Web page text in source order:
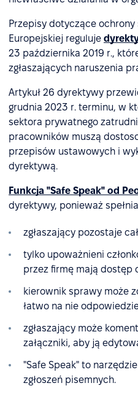
Przepisy dotyczące
Europejskiej reguluje
23 października 2019 r.,
zgłaszających naruszenia
Artykuł 26 dyrektywy
grudnia 2023 r. terminu, w
sektora prywatnego
pracowników muszą
przepisów ustawowych i
dyrektywą.
Funkcja "Safe Speak" od
dyrektywy, ponieważ
zgłaszający pozostaje
tylko upoważnieni
przez firmę mają dostęp
kierownik sprawy może
łatwo na nie
zgłaszający może
załączniki, aby ją
"Safe Speak" to
zgłoszeń pisemnych.